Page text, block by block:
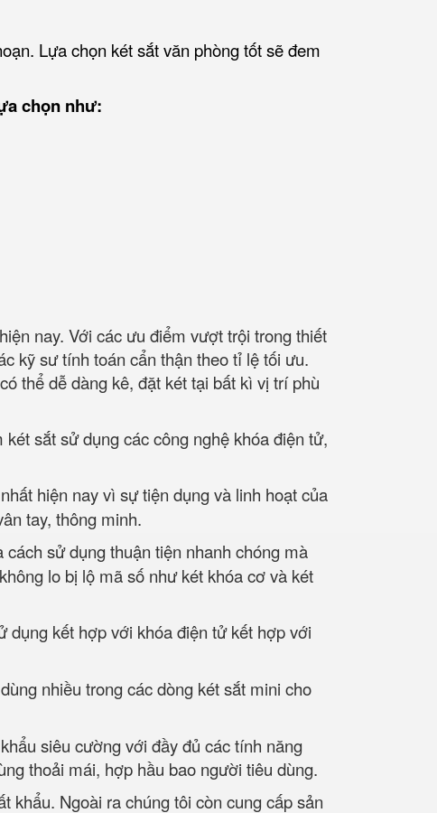
Lựa chọn két sắt văn phòng tốt sẽ đem
chọn như:
nay. Với các ưu điểm vượt trội trong thiết
kỹ sư tính toán cẩn thận theo tỉ lệ tối ưu.
thể dễ dàng kê, đặt két tại bất kì vị trí phù
sắt sử dụng các công nghệ khóa điện tử,
hiện nay vì sự tiện dụng và linh hoạt của
tay, thông minh.
sử dụng thuận tiện nhanh chóng mà
lo bị lộ mã số như két khóa cơ và két
dụng kết hợp với khóa điện tử kết hợp với
nhiều trong các dòng két sắt mini cho
siêu cường với đầy đủ các tính năng
thoải mái, hợp hầu bao người tiêu dùng.
khẩu. Ngoài ra chúng tôi còn cung cấp sản